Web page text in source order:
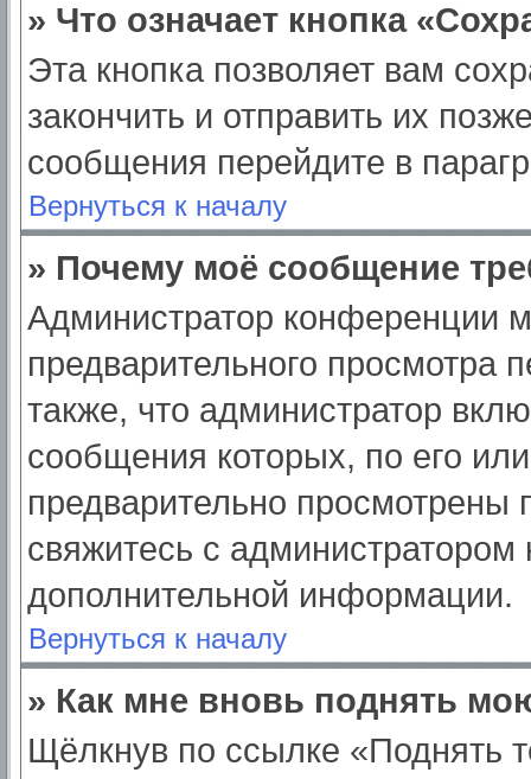
» Что означает кнопка
Эта кнопка позволяет вам
закончить и отправить их
сообщения перейдите в
Вернуться к началу
» Почему моё сообщение
Администратор конференции
предварительного просмотра
также, что администратор
сообщения которых, по его
предварительно просмотрены
свяжитесь с
дополнительной информации.
Вернуться к началу
» Как мне вновь поднять
Щёлкнув по ссылке «Поднять